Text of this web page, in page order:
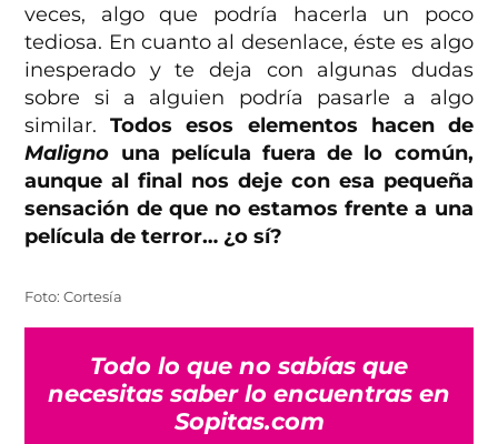
veces, algo que podría hacerla un poco
tediosa. En cuanto al desenlace, éste es algo
inesperado y te deja con algunas dudas
sobre si a alguien podría pasarle a algo
similar.Todos esos elementos hacen de
Maligno una película fuera de lo común,
aunque al final nos deje con esa pequeña
sensación de que no estamos frente a una
película de terror… ¿o sí?
Foto: Cortesía
Todo lo que no sabías que
necesitas saber lo encuentras en
Sopitas.com